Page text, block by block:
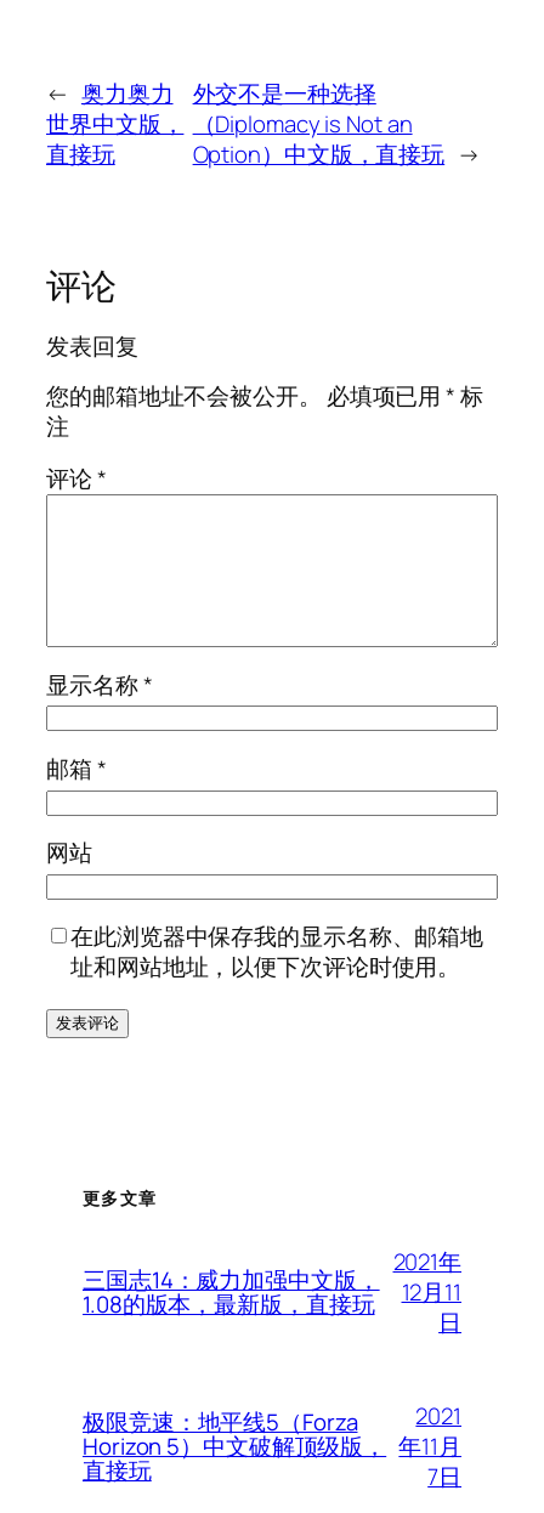
← 奥力奥力
世界中文版，
直接玩
外交不是一种选择
（Diplomacy is Not an
Option）中文版，直接玩 →
评论
发表回复
您的邮箱地址不会被公开。
必填项已用*标
注
评论*
显示名称*
邮箱*
网站
在此浏览器中保存我的显示名称、邮箱地
址和网站地址，以便下次评论时使用。
更多文章
三国志14：威力加强中文版，
1.08的版本，最新版，直接玩
2021年
12月11
日
极限竞速：地平线5（Forza
Horizon 5）中文破解顶级版，
直接玩
2021
年11月
7日